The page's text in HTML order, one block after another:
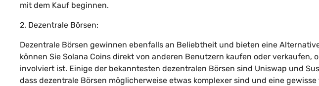
mit dem Kauf beginnen.
2. Dezentrale Börsen:
Dezentrale Börsen gewinnen ebenfalls an Beliebtheit und bieten eine
können Sie Solana Coins direkt von anderen Benutzern kaufen oder verkaufen,
involviert ist. Einige der bekanntesten dezentralen Börsen sind Uniswap und
dass dezentrale Börsen möglicherweise etwas komplexer sind und eine